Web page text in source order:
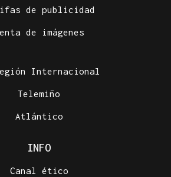
de publicidad
de imágenes
Internacional
Telemiño
Atlántico
INFO
Canal ético